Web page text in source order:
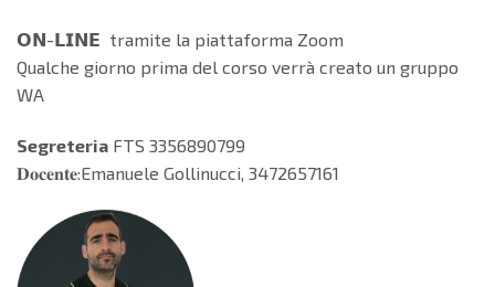
𝗢𝗡-𝗟𝗜𝗡𝗘 tramite la piattaforma Zoom
Qualche giorno prima del corso verrà creato un gruppo
WA
Segreteria FTS 3356890799
𝐃𝐨𝐜𝐞𝐧𝐭𝐞:Emanuele Gollinucci, 3472657161